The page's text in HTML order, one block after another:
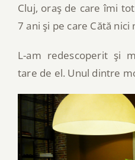
Cluj, oraş de care îmi
7 ani şi pe care Cătă nici
L-am redescoperit şi
tare de el. Unul dintre